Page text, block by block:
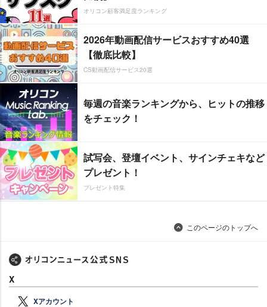
オリコン顧客満足度ランキング
2026年動画配信サービスおすすめ40選
【徹底比較】
CS動画配信サービス20選
毎週の音楽ランキングから、ヒットの推移
をチェック！
試写会、登壇イベント、サインチェキなど
プレゼント！
プレゼント特集
このページのトップへ
X
Xアカウント